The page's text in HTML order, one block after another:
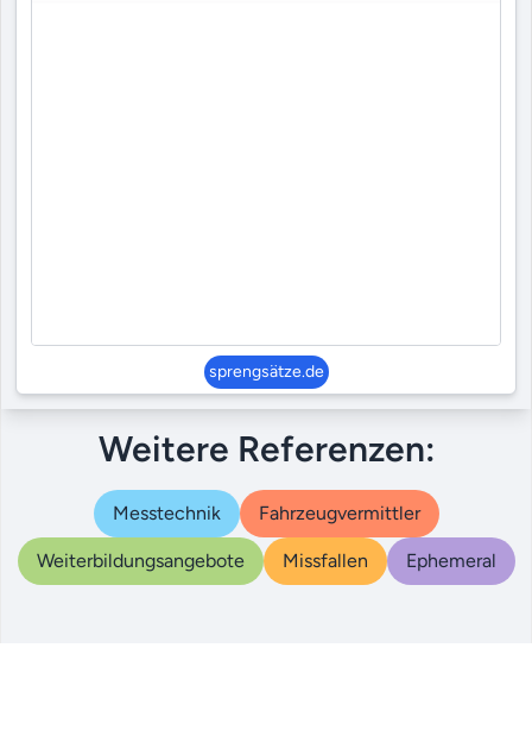
sprengsätze.de
Weitere Referenzen:
Messtechnik Fahrzeugvermittler
Weiterbildungsangebote Missfallen Ephemeral